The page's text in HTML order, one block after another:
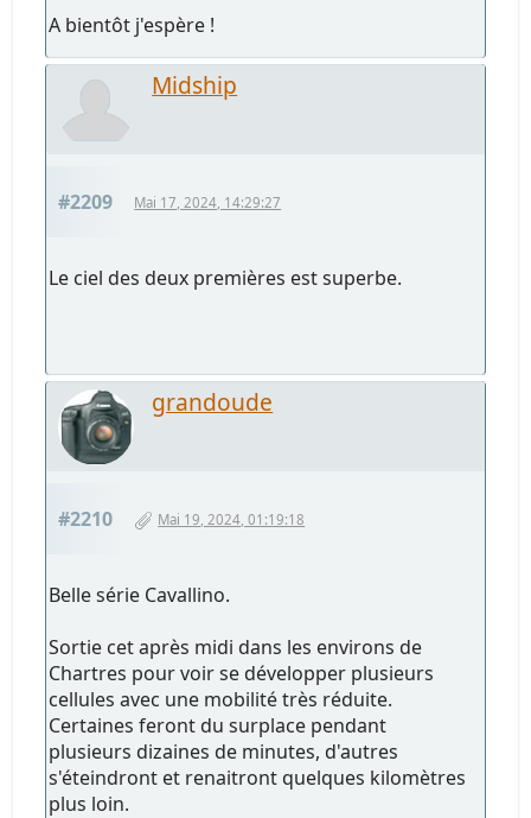
A bientôt j'espère !
Midship
#2209 Mai 17, 2024, 14:29:27
Le ciel des deux premières est superbe.
grandoude
#2210 Mai 19, 2024, 01:19:18
Belle série Cavallino.
Sortie cet après midi dans les environs de
Chartres pour voir se développer plusieurs
cellules avec une mobilité très réduite.
Certaines feront du surplace pendant
plusieurs dizaines de minutes, d'autres
s'éteindront et renaitront quelques kilomètres
plus loin.